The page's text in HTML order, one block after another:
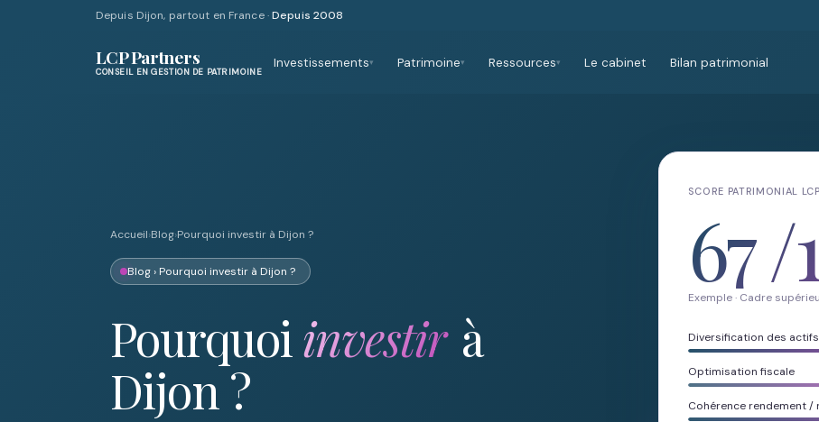
Depuis Dijon, partout en France ·Depuis 2008
LCP Partners
CONSEIL EN GESTION DE PATRIMOINE
Investissements▾ Patrimoine▾ Ressources▾ Le cabinet Bilan patrimonial
Accueil›Blog›Pourquoi investir à Dijon ?
Blog › Pourquoi investir à Dijon ?
Pourquoi investir à
Dijon ?
SCORE PATRIMONIAL
67/
Exemple · Cadre
Diversification des actifs
Optimisation fiscale
Cohérence rendement /